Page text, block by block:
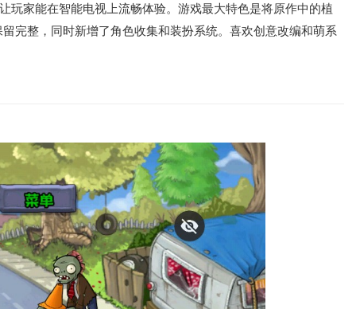
玩家能在智能电视上流畅体验。游戏最大特色是将原作中的植
完整，同时新增了角色收集和装扮系统。喜欢创意改编和萌系